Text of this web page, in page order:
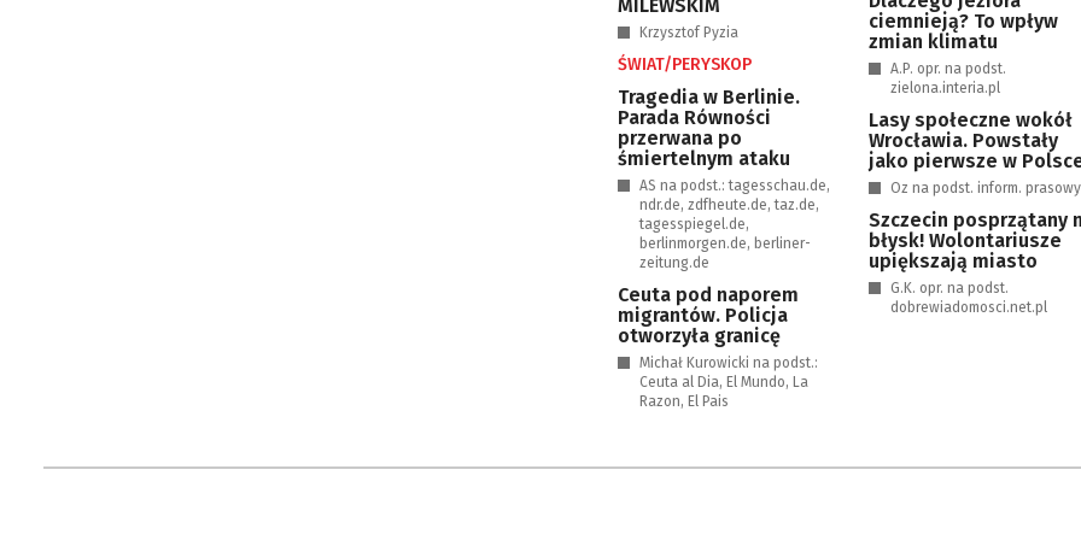
MILEWSKIM
Krzysztof Pyzia
ŚWIAT/PERYSKOP
Tragedia w Berlinie.
Parada Równości
przerwana po
śmiertelnym ataku
AS na podst.: tagesschau.de,
ndr.de, zdfheute.de, taz.de,
tagesspiegel.de,
berlinmorgen.de, berliner-
zeitung.de
Ceuta pod naporem
migrantów. Policja
otworzyła granicę
Michał Kurowicki na podst.:
Ceuta al Dia, El Mundo, La
Razon, El Pais
ciemnieją? To wpływ
zmian klimatu
A.P. opr. na podst.
zielona.interia.pl
Lasy społeczne wokół
Wrocławia. Powstały
jako pierwsze w
Oz na podst. inform.
Szczecin posprzątany
błysk! Wolontariusze
upiększają miasto
G.K. opr. na podst.
dobrewiadomosci.net.pl